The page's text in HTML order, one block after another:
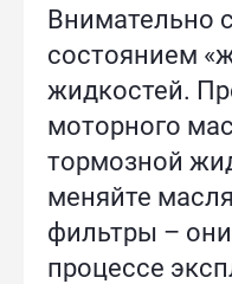
Внимательно
состоянием
жидкостей.
моторного
тормозной
меняйте
фильтры – они
процессе